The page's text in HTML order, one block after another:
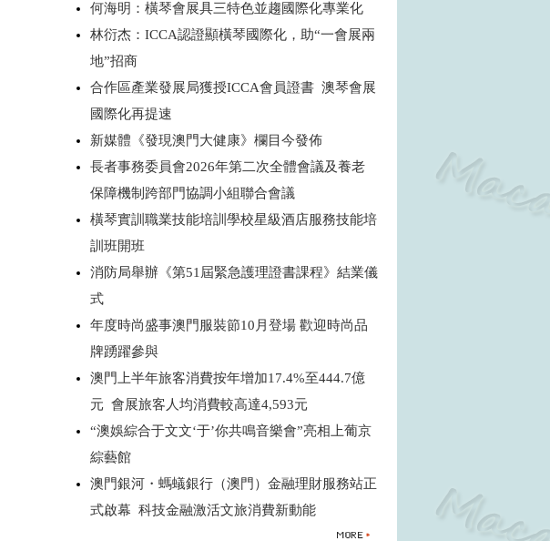
何海明：橫琴會展具三特色並趨國際化專業化
林衍杰：ICCA認證顯橫琴國際化，助“一會展兩
地”招商
合作區產業發展局獲授ICCA會員證書 澳琴會展
國際化再提速
新媒體《發現澳門大健康》欄目今發佈
長者事務委員會2026年第二次全體會議及養老
保障機制跨部門協調小組聯合會議
橫琴實訓職業技能培訓學校星級酒店服務技能培
訓班開班
消防局舉辦《第51屆緊急護理證書課程》結業儀
式
年度時尚盛事澳門服裝節10月登場 歡迎時尚品
牌踴躍參與
澳門上半年旅客消費按年增加17.4%至444.7億
元 會展旅客人均消費較高達4,593元
“澳娛綜合于文文‘于’你共鳴音樂會”亮相上葡京
綜藝館
澳門銀河・螞蟻銀行（澳門）金融理財服務站正
式啟幕 科技金融激活文旅消費新動能